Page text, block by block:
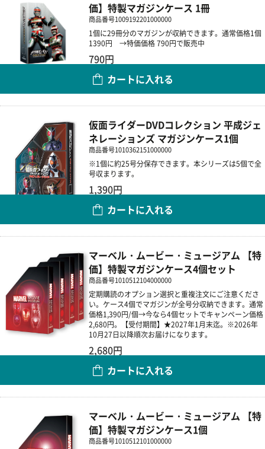
価】特製マガジンケース 1冊
商品番号1009192201000000
1個に29冊分のマガジンが収納できます。通常価格1個
1390円 →特価価格 790円で販売中
790円
カートに入れる
仮面ライダーDVDコレクション 平成ジェ
ネレーションズ マガジンケース1個
商品番号1010362151000000
※1個に約25号分保存できます。本シリーズは5個で全
号収まります。
1,390円
カートに入れる
マーベル・ムービー・ミュージアム 【特
価】特製マガジンケース4個セット
商品番号1010512104000000
定期購読のオプション選択と重複注文にご注意くださ
い。ケース4個でマガジンが全号分収納できます。通常
価格1,390円/個→今なら4個セットでキャンペーン価格
2,680円。【受付期間】★2027年1月末迄。※2026年
10月27日以降順次お届けになります。
2,680円
カートに入れる
マーベル・ムービー・ミュージアム 【特
価】特製マガジンケース1個
商品番号1010512101000000